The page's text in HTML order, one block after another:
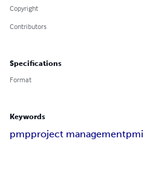
Copyright
Contributors
Specifications
Format
Keywords
pmpproject managementpmi